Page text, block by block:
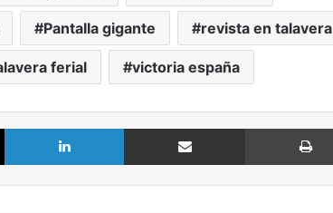
Pantalla gigante revista en talavera
ferial victoria españa
X LinkedIn Compartir por Email